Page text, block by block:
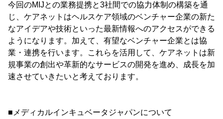
今回のMIJとの業務提携と3社間での協力体制の構築を通
じ、ケアネットはヘルスケア領域のベンチャー企業の新た
なアイデアや技術といった最新情報へのアクセスができる
ようになります。加えて、有望なベンチャー企業とは協
業・連携を行います。これらを活用して、ケアネットは新
規事業の創出や革新的なサービスの開発を進め、成長を加
速させていきたいと考えております。
■メディカルインキュベータジャパンについて